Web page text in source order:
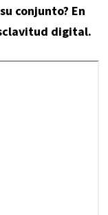
conjunto? En
digital.